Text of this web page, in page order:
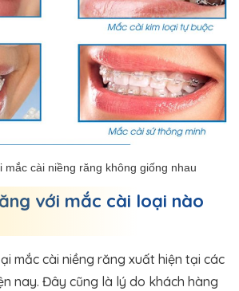
mắc cài niềng răng không giống nhau
với mắc cài loại nào
mắc cài niềng răng xuất hiện tại các
nay. Đây cũng là lý do khách hàng